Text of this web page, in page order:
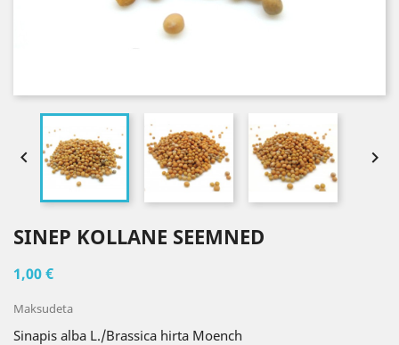
 
SINEP KOLLANE SEEMNED
1,00 €
Maksudeta
Sinapis alba L./Brassica hirta Moench